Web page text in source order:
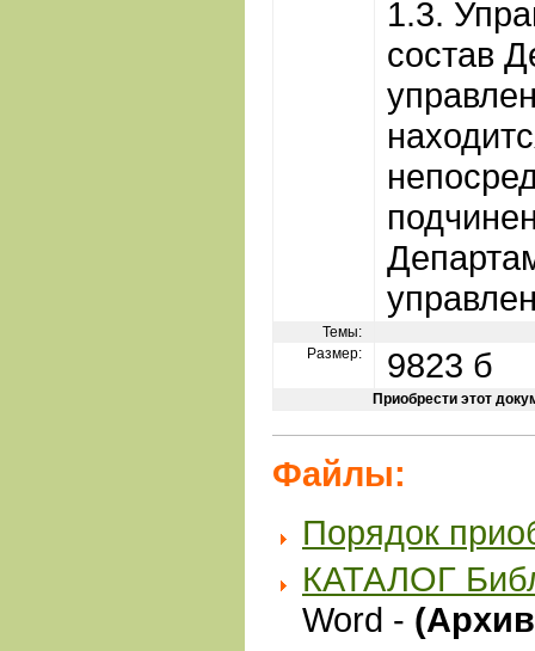
1.3.
состав
Темы:
Размер:
9823 б
Приобрести этот
Файлы:
Порядок
КАТАЛОГ
Word -